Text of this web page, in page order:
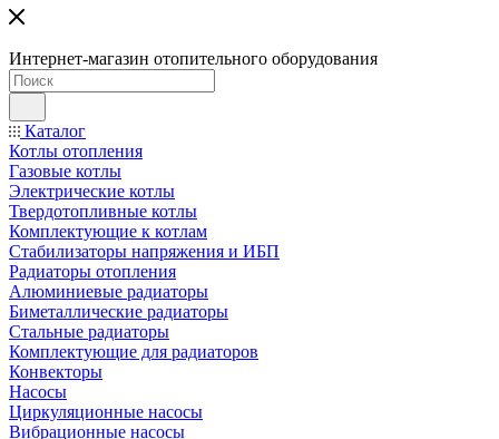
Интернет-магазин отопительного оборудования
Каталог
Котлы отопления
Газовые котлы
Электрические котлы
Твердотопливные котлы
Комплектующие к котлам
Стабилизаторы напряжения и ИБП
Радиаторы отопления
Алюминиевые радиаторы
Биметаллические радиаторы
Стальные радиаторы
Комплектующие для радиаторов
Конвекторы
Насосы
Циркуляционные насосы
Вибрационные насосы